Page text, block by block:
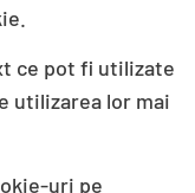
ce pot fi utilizate
utilizarea lor mai
uri pe